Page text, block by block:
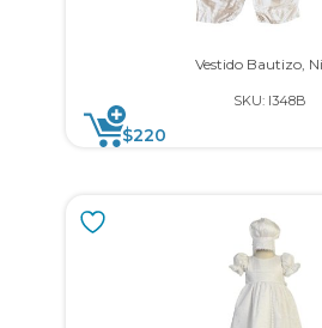
Vestido Bautizo,
SKU: I348B
$220